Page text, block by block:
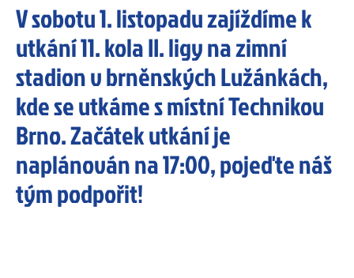
V sobotu 1. listopadu zajíždíme k
utkání 11. kola II. ligy na zimní
stadion v brněnských Lužánkách,
kde se utkáme s místní Technikou
Brno. Začátek utkání je
naplánován na 17:00, pojeďte náš
tým podpořit!